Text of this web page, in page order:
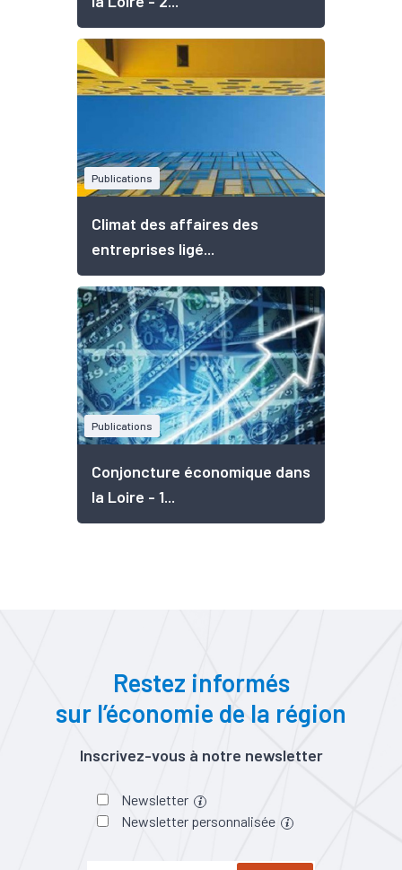
Publications
Climat des affaires des
entreprises ligé...
Publications
Conjoncture économique dans
la Loire - 1...
Restez informés
sur l’économie de la région
Inscrivez-vous à notre newsletter
Newsletter
Newsletter personnalisée